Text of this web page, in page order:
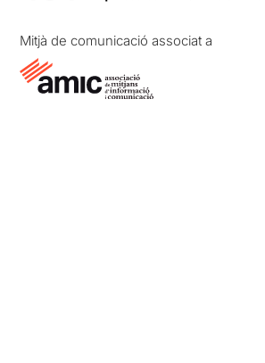
Mitjà de comunicació associat a